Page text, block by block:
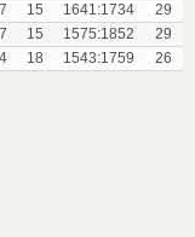
7 15 1641:1734
29
7 15 1575:1852
29
4 18 1543:1759 26